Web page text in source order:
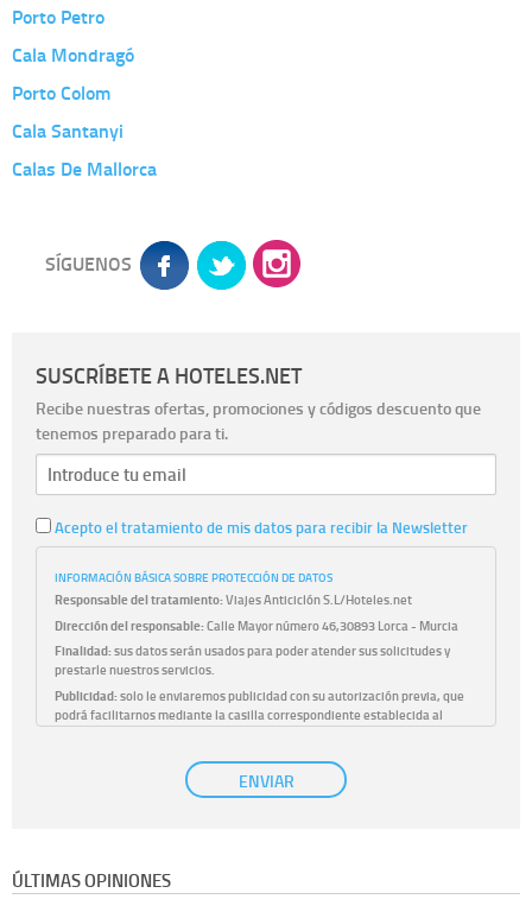
Porto Petro
Cala Mondragó
Porto Colom
Cala Santanyi
Calas De Mallorca
SÍGUENOS
SUSCRÍBETE A HOTELES.NET
Recibe nuestras ofertas, promociones y códigos descuento que
tenemos preparado para ti.
Acepto el tratamiento de mis datos para recibir la Newsletter
INFORMACIÓN BÁSICA SOBRE PROTECCIÓN DE DATOS
Responsable del tratamiento:Viajes Anticiclón S.L/Hoteles.net
Dirección del responsable:Calle Mayor número 46,30893 Lorca - Murcia
Finalidad:sus datos serán usados para poder atender sus solicitudes y
prestarle nuestros servicios.
Publicidad:solo le enviaremos publicidad con su autorización previa, que
podrá facilitarnos mediante la casilla correspondiente establecida al
únicamente trataremos sus datos con su consentimiento
previo, que podrá facilitarnos mediante la casilla correspondiente
Derechos:tiene derecho a saber qué información tenemos sobre usted,
ENVIAR
ÚLTIMAS OPINIONES